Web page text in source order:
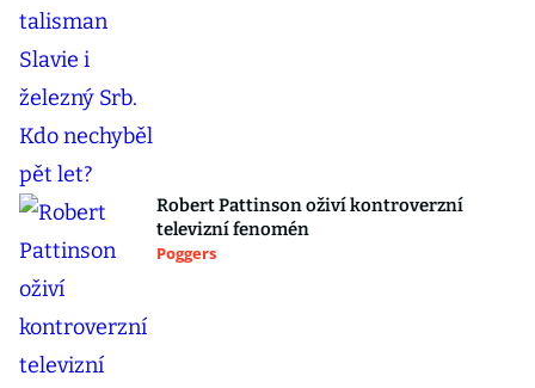
Robert Pattinson oživí kontroverzní
televizní fenomén
Poggers